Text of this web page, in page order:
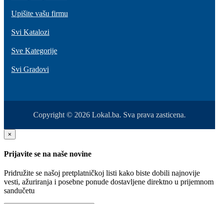
Upišite vašu firmu
Svi Katalozi
Sve Kategorije
Svi Gradovi
Copyright © 2026 Lokal.ba. Sva prava zasticena.
×
Prijavite se na naše novine
Pridružite se našoj pretplatničkoj listi kako biste dobili najnovije
vesti, ažuriranja i posebne ponude dostavljene direktno u prijemnom
sandučetu